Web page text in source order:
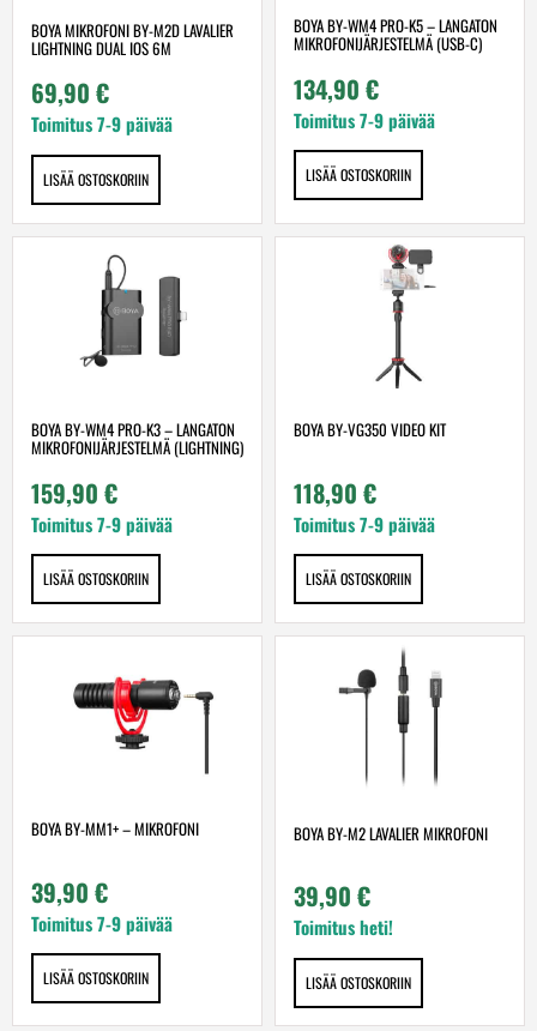
BOYA MIKROFONI BY-M2D LAVALIER
LIGHTNING DUAL IOS 6M
69,90 €
Toimitus 7-9 päivää
LISÄÄ OSTOSKORIIN
BOYA BY-WM4 PRO-K5 – LANGATON
MIKROFONIJÄRJESTELMÄ (USB-C)
134,90 €
Toimitus 7-9 päivää
LISÄÄ OSTOSKORIIN
BOYA BY-WM4 PRO-K3 – LANGATON
MIKROFONIJÄRJESTELMÄ (LIGHTNING)
159,90 €
Toimitus 7-9 päivää
LISÄÄ OSTOSKORIIN
BOYA BY-VG350 VIDEO KIT
118,90 €
Toimitus 7-9 päivää
LISÄÄ OSTOSKORIIN
BOYA BY-MM1+ – MIKROFONI
39,90 €
Toimitus 7-9 päivää
LISÄÄ OSTOSKORIIN
BOYA BY-M2 LAVALIER MIKROFONI
39,90 €
Toimitus heti!
LISÄÄ OSTOSKORIIN